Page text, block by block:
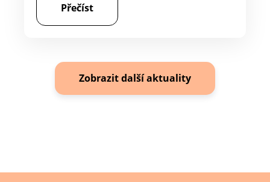
Přečíst
Zobrazit další aktuality